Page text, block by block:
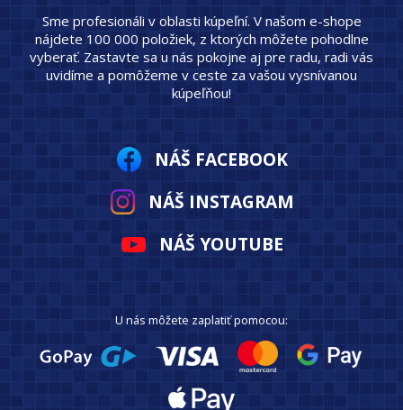
Sme profesionáli v oblasti kúpeľní. V našom e-shope
nájdete 100 000 položiek, z ktorých môžete pohodlne
vyberať. Zastavte sa u nás pokojne aj pre radu, radi vás
uvidíme a pomôžeme v ceste za vašou vysnívanou
kúpeľňou!
NÁŠ FACEBOOK
NÁŠ INSTAGRAM
NÁŠ YOUTUBE
U nás môžete zaplatiť pomocou: